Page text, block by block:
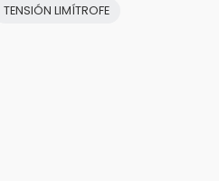
TENSIÓN LIMÍTROFE